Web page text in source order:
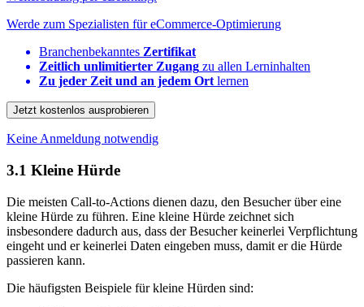
Werde zum Spezialisten für eCommerce-Optimierung
Branchenbekanntes Zertifikat
Zeitlich unlimitierter Zugang zu allen Lerninhalten
Zu jeder Zeit und an jedem Ort lernen
Jetzt kostenlos ausprobieren
Keine Anmeldung notwendig
3.1 Kleine Hürde
Die meisten Call-to-Actions dienen dazu, den Besucher über eine
kleine Hürde zu führen. Eine kleine Hürde zeichnet sich
insbesondere dadurch aus, dass der Besucher keinerlei Verpflichtung
eingeht und er keinerlei Daten eingeben muss, damit er die Hürde
passieren kann.
Die häufigsten Beispiele für kleine Hürden sind: